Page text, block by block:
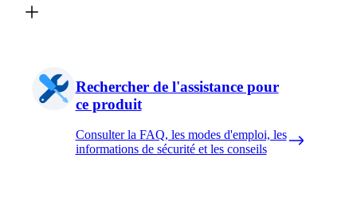
Rechercher de l'assistance pour
ce produit
Consulter la FAQ, les modes d'emploi, les
informations de sécurité et les conseils